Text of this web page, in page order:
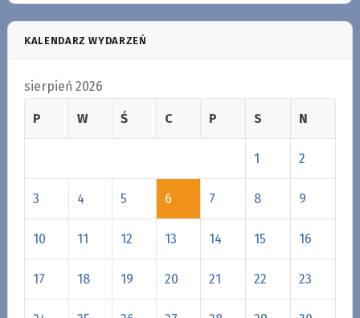
KALENDARZ WYDARZEŃ
sierpień 2026
P W Ś C P S N
1 2
3 4 5 6 7 8 9
10 11 12 13 14 15 16
17 18 19 20 21 22 23